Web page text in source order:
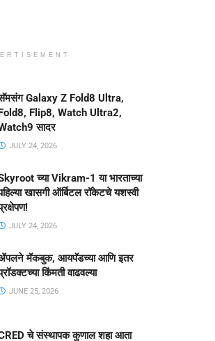
Galaxy Z Fold8 Ultra,
Flip8, Watch Ultra2,
सादर
JULY 24, 2026
च्या Vikram-1 या भारताच्या
खासगी ऑर्बिटल रॉकेटचे यशस्वी
JULY 24, 2026
मॅकबुक, आयपॅडच्या आणि इतर
किंमती वाढवल्या
JUNE 25, 2026
चे संस्थापक कुणाल शहा आता